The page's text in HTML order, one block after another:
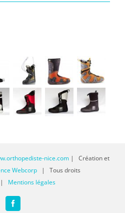
nice.com| Création et
Webcorp| Tous droits
Mentions légales
Facebook